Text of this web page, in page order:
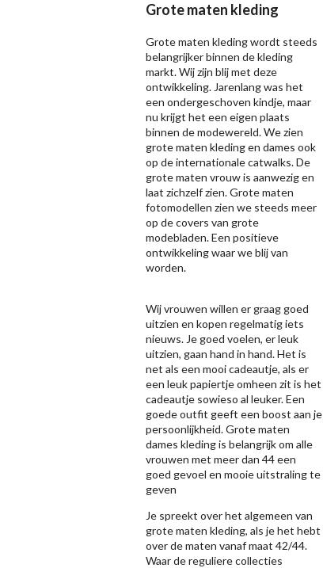
Grote maten kleding
Grote maten kleding wordt steeds
belangrijker binnen de kleding
markt. Wij zijn blij met deze
ontwikkeling. Jarenlang was het
een ondergeschoven kindje, maar
nu krijgt het een eigen plaats
binnen de modewereld. We zien
grote maten kleding en dames ook
op de internationale catwalks. De
grote maten vrouw is aanwezig en
laat zichzelf zien. Grote maten
fotomodellen zien we steeds meer
op de covers van grote
modebladen. Een positieve
ontwikkeling waar we blij van
worden.
Wij vrouwen willen er graag goed
uitzien en kopen regelmatig iets
nieuws. Je goed voelen, er leuk
uitzien, gaan hand in hand. Het is
net als een mooi cadeautje, als er
een leuk papiertje omheen zit is het
cadeautje sowieso al leuker. Een
goede outfit geeft een boost aan je
persoonlijkheid. Grote maten
dames kleding is belangrijk om alle
vrouwen met meer dan 44 een
goed gevoel en mooie uitstraling te
geven
Je spreekt over het algemeen van
grote maten kleding, als je het hebt
over de maten vanaf maat 42/44.
Waar de reguliere collecties